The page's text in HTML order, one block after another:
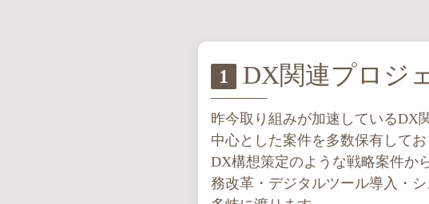
1 DX関連プロジ
昨今取り組みが加速しているDX
中心とした案件を多数保有してお
DX構想策定のような戦略案件か
務改革・デジタルツール導入・